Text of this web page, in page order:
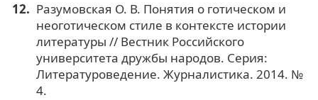
Разумовская О. В. Понятия о готическом и
неоготическом стиле в контексте истории
литературы // Вестник Российского
университета дружбы народов. Серия:
Литературоведение. Журналистика. 2014. №
4.